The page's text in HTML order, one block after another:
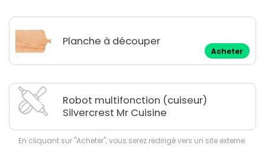
Planche à découper
Acheter
Robot multifonction (cuiseur)
Silvercrest Mr Cuisine
En cliquant sur "Acheter", vous serez redirigé vers un site externe.